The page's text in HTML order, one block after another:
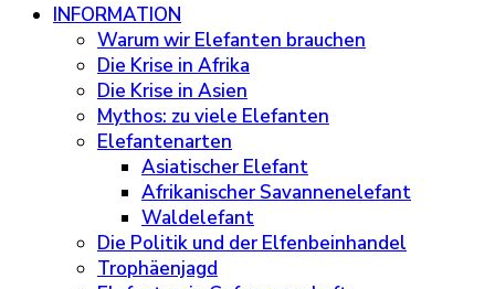
INFORMATION
Warum wir Elefanten brauchen
Die Krise in Afrika
Die Krise in Asien
Mythos: zu viele Elefanten
Elefantenarten
Asiatischer Elefant
Afrikanischer Savannenelefant
Waldelefant
Die Politik und der Elfenbeinhandel
Trophäenjagd